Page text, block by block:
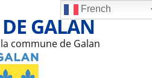
GALAN
commune de Galan
French